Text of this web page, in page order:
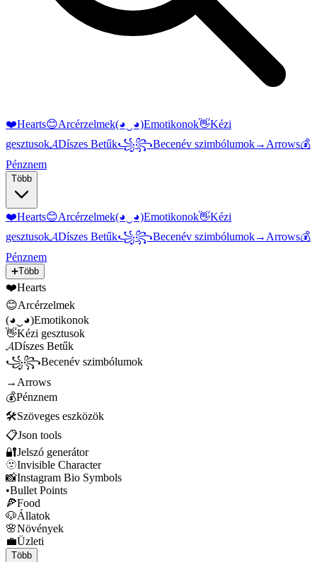
❤️Hearts😊Arcérzelmek(◕‿◕)Emotikonok👋Kézi
gesztusok𝓐Díszes Betűk꧁꧂Becenév szimbólumok→ Arrows💰
Pénznem
Több
❤️Hearts😊Arcérzelmek(◕‿◕)Emotikonok👋Kézi
gesztusok𝓐Díszes Betűk꧁꧂Becenév szimbólumok→ Arrows💰
Pénznem
➕Több
❤️Hearts
😊Arcérzelmek
(◕‿◕)Emotikonok
👋Kézi gesztusok
𝓐Díszes Betűk
꧁꧂Becenév szimbólumok
→ Arrows
💰Pénznem
🛠️Szöveges eszközök
📋Json tools
🔐Jelszó generátor
🫥Invisible Character
📸Instagram Bio Symbols
•Bullet Points
🍕Food
🐶Állatok
🌸Növények
💼Üzleti
Több